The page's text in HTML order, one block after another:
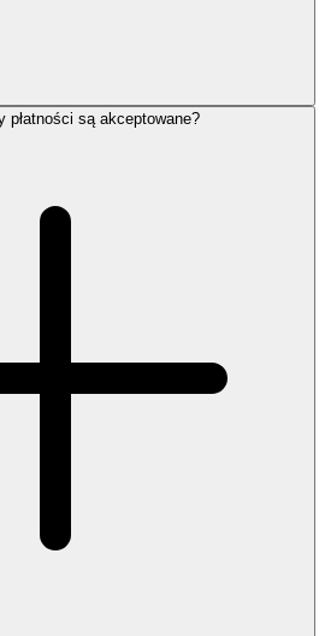
płatności są akceptowane?